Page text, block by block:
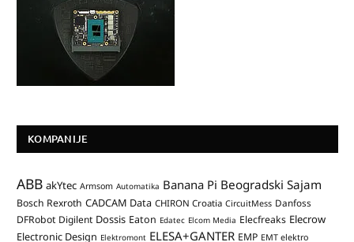
KOMPANIJE
ABB akYtec Armsom Automatika Banana Pi Beogradski Sajam
Bosch Rexroth CADCAM Data CHIRON Croatia CircuitMess Danfoss
DFRobot Digilent Dossis Eaton Edatec Elcom Media Elecfreaks Elecrow
Electronic Design Elektromont ELESA+GANTER EMP EMT elektro